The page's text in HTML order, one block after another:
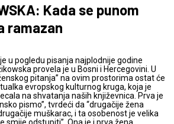
Kada se punom
ramazan
u pogledu pisanja najplodnije godine
provela je u Bosni i Hercegovini. U
pitanja” na ovim prostorima ostat će
evropskog kulturnog kruga, koja je
na shvatanja naših književnica. Prva je
pismo”, tvrdeći da “drugačije žena
muškarac, i ta osobenost je velika
smije odstupiti”. Ona je i prva žena